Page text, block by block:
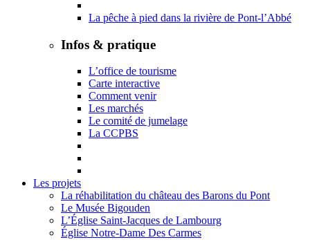
La pêche à pied dans la rivière de Pont-l’Abbé
Infos & pratique
L’office de tourisme
Carte interactive
Comment venir
Les marchés
Le comité de jumelage
La CCPBS
Les projets
La réhabilitation du château des Barons du Pont
Le Musée Bigouden
L’Église Saint-Jacques de Lambourg
Église Notre-Dame Des Carmes